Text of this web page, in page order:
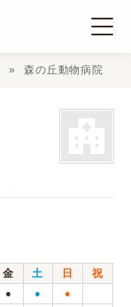
森の丘動物病院
金 土 日
祝
● ● ●